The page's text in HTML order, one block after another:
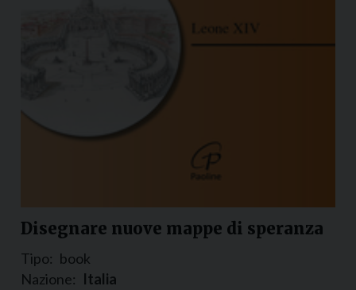
Disegnare nuove mappe di speranza
Tipo: book
Nazione: Italia